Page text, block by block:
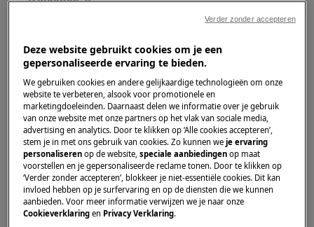
Micro-ondes combiné avec 3 ou 5 boutons
sous l'écran.
Solution
Si les boutons sous l'écran de votre micro-ondes
combiné ne fonctionnent plus, les instructions
suivantes peuvent offrir une solution:
Débranchez le cordon d'alimentation (si
possible) et attendez environ 30 secondes
avant de le rebrancher. Réglez à nouveau
l'heure de l'appareil conformément aux
Deze website gebruikt cookies om je een
gepersonaliseerde ervaring te bieden.
We gebruiken cookies en andere gelijkaardige technologieën om onze
website te verbeteren, alsook voor promotionele en
marketingdoeleinden. Daarnaast delen we informatie over je gebruik
van onze website met onze partners op het vlak van sociale media,
advertising en analytics. Door te klikken op ‘Alle cookies accepteren’,
stem je in met ons gebruik van cookies. Zo kunnen weje ervaring
personaliseren op de website,speciale aanbiedingen op maat
voorstellen en je gepersonaliseerde reclame tonen. Door te klikken op
‘Verder zonder accepteren’, blokkeer je niet-essentiële cookies. Dit kan
invloed hebben op je surfervaring en op de diensten die we kunnen
aanbieden. Voor meer informatie verwijzen we je naar onze
Cookieverklaring en Privacy Verklaring.
Verder zonder accepteren